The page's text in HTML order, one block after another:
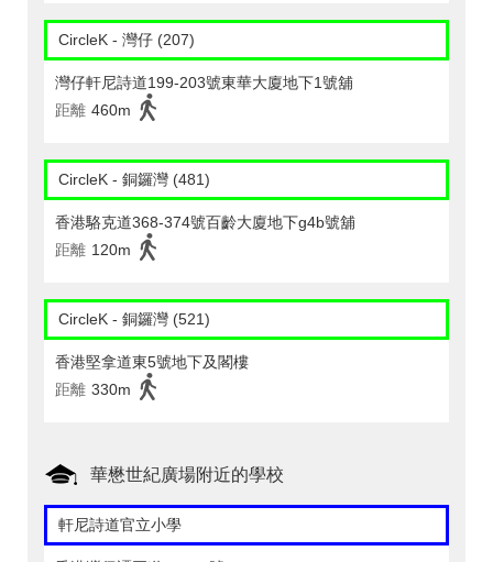
CircleK - 灣仔 (207)
灣仔軒尼詩道199-203號東華大廈地下1號舖
距離 460m
CircleK - 銅鑼灣 (481)
香港駱克道368-374號百齡大廈地下g4b號舖
距離 120m
CircleK - 銅鑼灣 (521)
香港堅拿道東5號地下及閣樓
距離 330m
華懋世紀廣場附近的學校
軒尼詩道官立小學